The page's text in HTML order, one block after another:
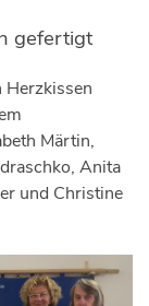
gefertigt
Herzkissen
Märtin,
Anita
und Christine